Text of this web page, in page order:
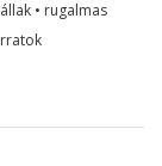
• rugalmas